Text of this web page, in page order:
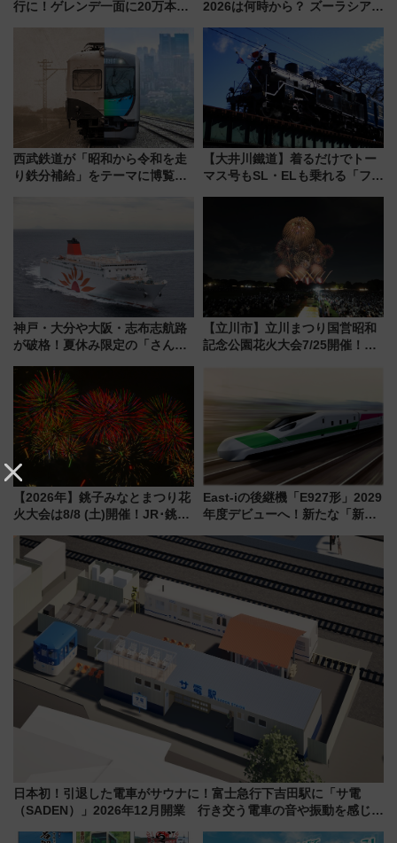
行に！ゲレンデ一面に20万本の
アひまわり園」開園
2026は何時から？ ズーラシア・
見どころ、限定イベントを徹底
解説！
西武鉄道が「昭和から令和を走
り鉄分補給」をテーマに博覧会
【大井川鐵道】着るだけでトー
マス号もSL・ELも乗れる「フリ
神戸・大分や大阪・志布志航路
が破格！夏休み限定の「さんふ
ート 夕朝食ビュッフェ付きで
快適な船旅はいかが？
【立川市】立川まつり国営昭和
記念公園花火大会7/25開催！
【2026年】銚子みなとまつり花
火大会は8/8 (土)開催！JR･銚子
報、利根川に咲く8,000発の大迫
力＆屋台を満喫
East-iの後継機「E927形」2029
年度デビューへ！新たな「新幹
説【JR東日本】
日本初！引退した電車がサウナに！富士急行下吉田駅に「サ電
（SADEN）」2026年12月開業 行き交う電車の音や振動を感じな